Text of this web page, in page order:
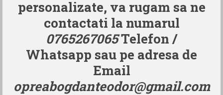
Ex: Petrecere MAJORAT: 22.00-05.00)
Animatorii Dumbolino
personalizate, va rugam sa ne
contactati la numarul
0765267065Telefon /
Whatsapp sau pe adresa de
Email
opreabogdanteodor@gmail.com